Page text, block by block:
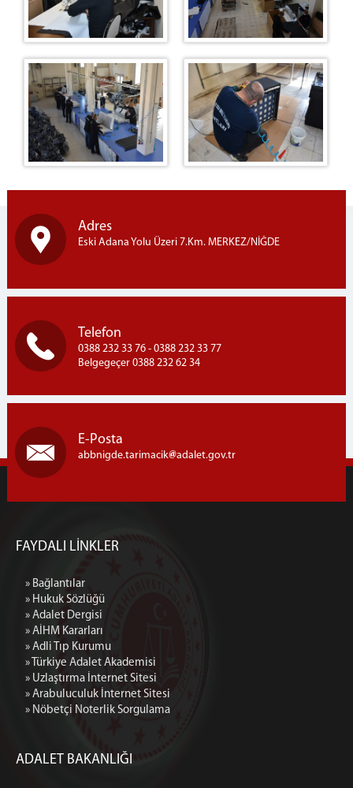
KESİMHANE
KAVURMA
METAL İŞLERİ ATÖLYESİ
FOTOGRAF
İNŞAAT
ÜRÜNLERİMİZ
SATIŞ MAĞAZASI
HAYVANCILIK İŞKOLU
DÖŞEME ATÖLYESİ
FIRIN ATÖLYESİ
MOBİLYA ATÖLYESİ
KESİMHANE İŞKOLU
KAVURMA ATÖLYESİ
TEKSTİL ATÖLYESİ
İNŞAAT İŞKOLU
BİLGİ EDİNME
Adres
Eski Adana Yolu Üzeri 7.Km. MERKEZ/NİĞDE
Telefon
0388 232 33 76 - 0388 232 33 77
Belgegeçer 0388 232 62 34
E-Posta
abbnigde.tarimacik adalet.gov.tr
FAYDALI LİNKLER
» Bağlantılar
» Hukuk Sözlüğü
» Adalet Dergisi
» AİHM Kararları
» Adli Tıp Kurumu
» Türkiye Adalet Akademisi
» Uzlaştırma İnternet Sitesi
» Arabuluculuk İnternet Sitesi
» Nöbetçi Noterlik Sorgulama
ADALET BAKANLIĞI